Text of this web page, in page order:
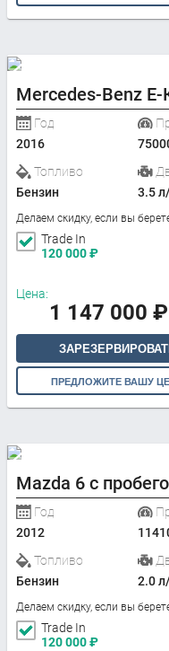
Mercedes-Benz
Год
2016
Топливо
Бензин
3.5
Делаем скидку, если вы
Trade In
120 000₽
Цена:
1 147 000 ₽
ПРЕДЛОЖИТЕ ВАШУ
Mazda 6 с
Год
2012
Топливо
Бензин
2.0
Делаем скидку, если вы
Trade In
120 000₽